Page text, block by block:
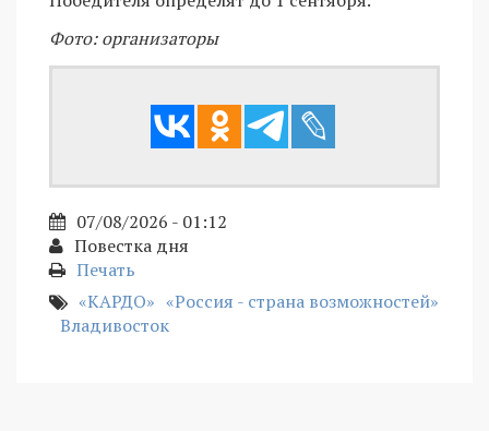
Фото: организаторы
07/08/2026 - 01:12
Повестка дня
Печать
«КАРДО» «Россия - страна возможностей»
Владивосток